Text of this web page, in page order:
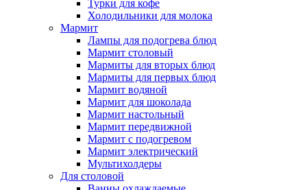
Турки для кофе
Холодильники для молока
Мармит
Лампы для подогрева блюд
Мармит столовый
Мармиты для вторых блюд
Мармиты для первых блюд
Мармит водяной
Мармит для шоколада
Мармит настольный
Мармит передвижной
Мармит с подогревом
Мармит электрический
Мультихолдеры
Для столовой